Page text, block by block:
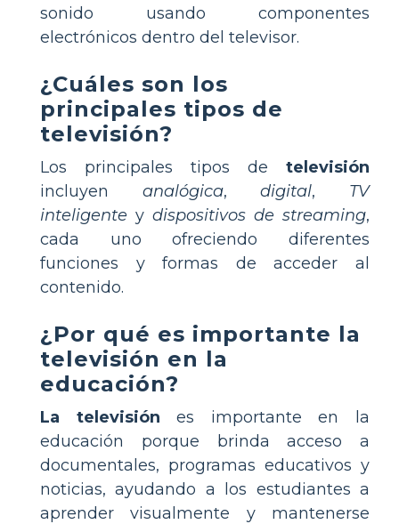
sonido usando componentes
electrónicos dentro del televisor.
¿Cuáles son los
principales tipos de
televisión?
Los principales tipos de televisión
incluyen analógica,digital, TV
inteligente y dispositivos de streaming,
cada uno ofreciendo diferentes
funciones y formas de acceder al
contenido.
¿Por qué es importante la
televisión en la
educación?
La televisión es importante en la
educación porque brinda acceso a
documentales, programas educativos y
noticias, ayudando a los estudiantes a
aprender visualmente y mantenerse